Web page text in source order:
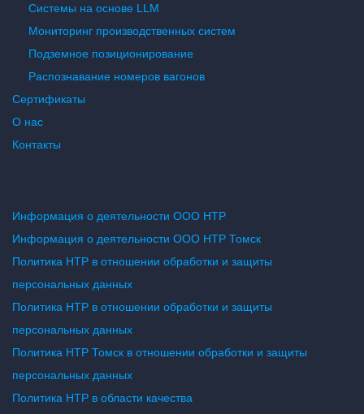
Системы на основе LLM
Мониторинг производственных систем
Подземное позиционирование
Распознавание номеров вагонов
Сертификаты
О нас
Контакты
Информация о деятельности ООО НТР
Информация о деятельности ООО НТР Томск
Политика НТР в отношении обработки и защиты
персональных данных
Политика НТР в отношении обработки и защиты
персональных данных
Политика НТР Томск в отношении обработки и защиты
персональных данных
Политика НТР в области качества